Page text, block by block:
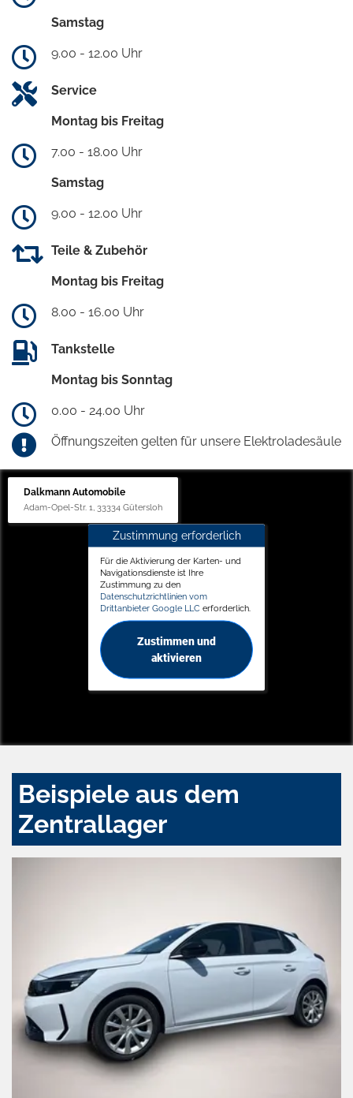
Samstag
9.00 - 12.00 Uhr
Service
Montag bis Freitag
7.00 - 18.00 Uhr
Samstag
9.00 - 12.00 Uhr
Teile & Zubehör
Montag bis Freitag
8.00 - 16.00 Uhr
Tankstelle
Montag bis Sonntag
0.00 - 24.00 Uhr
Öffnungszeiten gelten für unsere Elektroladesäule
Dalkmann Automobile
Adam-Opel-Str. 1, 33334 Gütersloh
Zustimmung erforderlich
Für die Aktivierung der Karten- und
Navigationsdienste ist Ihre
Zustimmung zu den
Datenschutzrichtlinien vom
Drittanbieter Google LLC erforderlich.
Zustimmen und
aktivieren
Beispiele aus dem
Zentrallager